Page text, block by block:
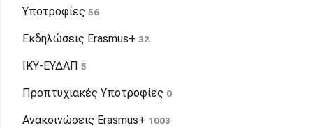
Υποτροφίες 56
Εκδηλώσεις Erasmus+ 32
IKY-ΕΥΔΑΠ 5
Προπτυχιακές Υποτροφίες 0
Ανακοινώσεις Erasmus+ 1003